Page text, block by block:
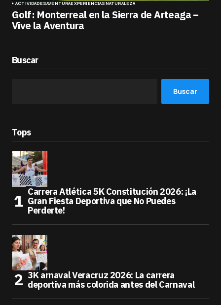
ACTIVIDADESAVENTURAEXPERIENCIASNATURALEZA
Golf: Monterreal en la Sierra de Arteaga –
Vive la Aventura
Buscar
Buscar
Tops
Carrera Atlética 5K Constitución 2026: ¡La
Gran Fiesta Deportiva que No Puedes
Perderte!
3K arnaval Veracruz 2026: La carrera
deportiva más colorida antes del Carnaval